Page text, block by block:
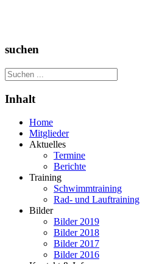
suchen
Inhalt
Home
Mitglieder
Aktuelles
Termine
Berichte
Training
Schwimmtraining
Rad- und Lauftraining
Bilder
Bilder 2019
Bilder 2018
Bilder 2017
Bilder 2016